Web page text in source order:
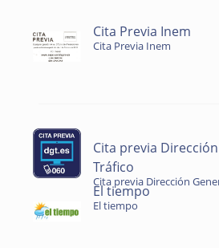
Cita Previa Inem
Cita Previa Inem
Cita previa
Tráfico
Cita previa Dirección
El tiempo
El tiempo